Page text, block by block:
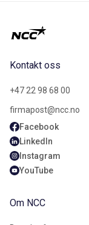
Kontakt oss
+47 22 98 68 00
firmapost@ncc.no
Facebook
LinkedIn
Instagram
YouTube
Om NCC